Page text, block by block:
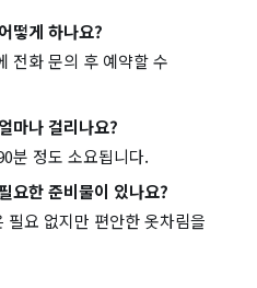
떻게 하나요?
전화 문의 후 예약할 수
마나 걸리나요?
분 정도 소요됩니다.
요한 준비물이 있나요?
필요 없지만 편안한 옷차림을